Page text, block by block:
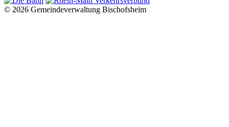
© 2026 Gemeindeverwaltung Bischofsheim